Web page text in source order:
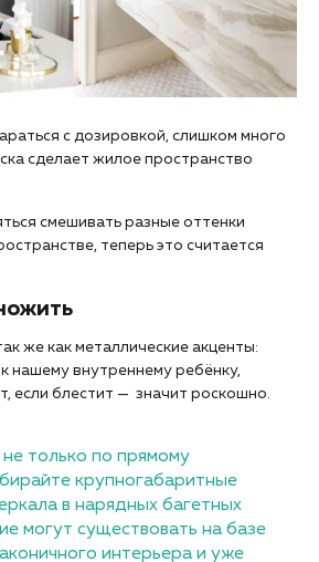
с дозировкой, слишком много
сделает жилое пространство
смешивать разные оттенки
теперь это считается
же как металлические акценты:
нашему внутреннему ребёнку,
если блестит — значит роскошно.
только по прямому
крупногабаритные
в нарядных багетных
могут существовать на базе
интерьера и уже